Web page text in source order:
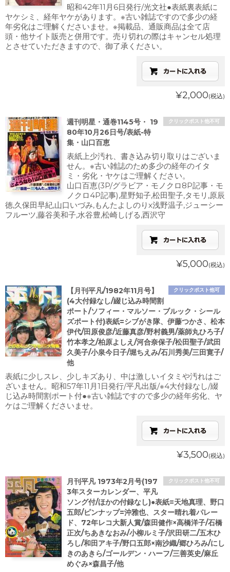
昭和42年11月6日発行/光文社●表紙裏表紙に
ヤケシミ、経年ヤケがあります。※古い雑誌ですので多少の経
年劣化はご理解くださいませ。※掲載品、通販商品は全て店
頭・他サイト販売と併用です。売り切れの際はキャンセル処理
とさせていただきますので、御了承ください。
¥2,000(税込)
クリックポスト他不可
週刊明星・通巻1145号・ 19
80年10月26日号/表紙-特
集・山口百恵
表紙上少汚れ、書き込み切り取りはございま
せん。※古い雑誌のため多少の経年のイタ
ミ・劣化・ヤケはご理解ください。
山口百恵(3P/グラビア・モノクロ8P記事・モ
ノクロ4P記事),星野知子,松田聖子,タモリ,原辰
徳,久保田早紀,山口いづみ,もんたよしのりx浅野温子,ジューシー
フルーツ,藤谷美和子,水谷豊,松崎しげる,西沢守
¥5,000(税込)
クリックポスト他可
【月刊平凡/1982年11月号】
(4大付録なし/綴じ込み時間割
ポート/ソフィー・マルソー・ブルック・シール
ズポート付)表紙=シブがき隊、伊藤つかさ、松本
伊代/田原俊彦/近藤真彦/野村義男/薬師丸ひろ子/
竹本孝之/柏原よしえ/河合奈保子/松田聖子/武田
久美子/小泉今日子/堀ちえみ/石川秀美/三田寛子/
他
表紙に少しスレ、少しキズあり、中は激しいイタミや汚れはご
ざいません。昭和57年11月1日発行/平凡出版/※4大付録なし/綴
じ込み時間割ポート付●※古い雑誌ですので多少の経年劣化、ヤ
ケはご理解くださいませ。
¥3,500(税込)
クリックポスト他不可
月刊平凡 1973年2月号(197
3年スターカレンダー、平凡
ソング付/ほかの付録なし)●表紙=天地真理、野口
五郎/ピンナップ=沖雅也、スター晴れ着パレー
ド、72年レコ大新人賞/森田健作×高橋洋子/石橋
正次/ちあきなおみ/小柳ルミ子/沢田研二/五木ひ
ろし/和田アキ子/野口五郎×南沙織/郷ひろみ/にし
きのあきら/ゴールデン・ハーフ/三善英史/麻丘
めぐみ×森昌子/他